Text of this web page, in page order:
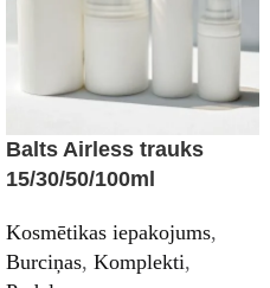
Balts Airless trauks
15/30/50/100ml
Kosmētikas iepakojums,
Burciņas, Komplekti,